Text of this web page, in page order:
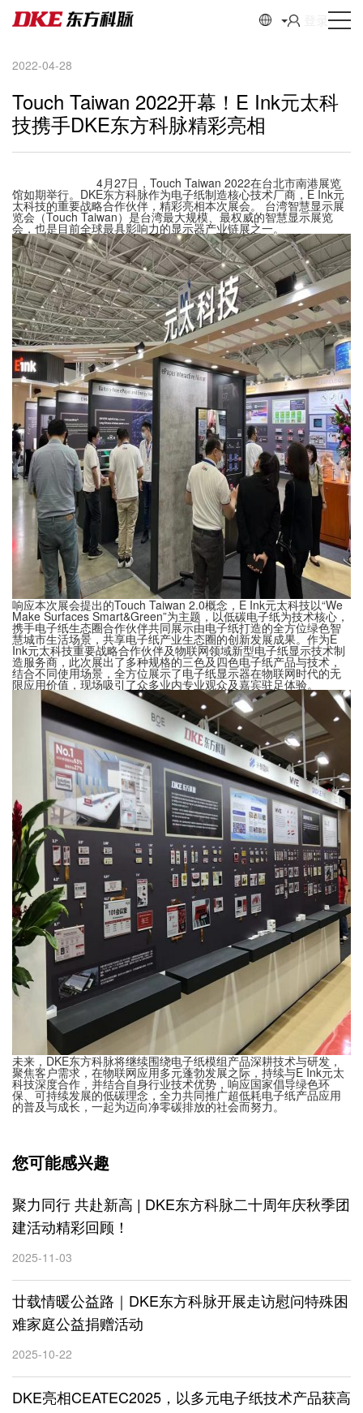
2022-04-28
Touch Taiwan 2022开幕！E Ink元太科
技携手DKE东方科脉精彩亮相
4月27日，Touch Taiwan 2022在台北市南港展览
馆如期举行。DKE东方科脉作为电子纸制造核心技术厂商，E Ink元
太科技的重要战略合作伙伴，精彩亮相本次展会。 台湾智慧显示展
览会（Touch Taiwan）是台湾最大规模、最权威的智慧显示展览
会，也是目前全球最具影响力的显示器产业链展之一。
响应本次展会提出的Touch Taiwan 2.0概念，E Ink元太科技以“We
Make Surfaces Smart&Green”为主题，以低碳电子纸为技术核心，
携手电子纸生态圈合作伙伴共同展示由电子纸打造的全方位绿色智
慧城市生活场景，共享电子纸产业生态圈的创新发展成果。作为E
Ink元太科技重要战略合作伙伴及物联网领域新型电子纸显示技术制
造服务商，此次展出了多种规格的三色及四色电子纸产品与技术，
结合不同使用场景，全方位展示了电子纸显示器在物联网时代的无
限应用价值，现场吸引了众多业内专业观众及嘉宾驻足体验。
未来，DKE东方科脉将继续围绕电子纸模组产品深耕技术与研发，
聚焦客户需求，在物联网应用多元蓬勃发展之际，持续与E Ink元太
科技深度合作，并结合自身行业技术优势，响应国家倡导绿色环
保、可持续发展的低碳理念，全力共同推广超低耗电子纸产品应用
的普及与成长，一起为迈向净零碳排放的社会而努力。
您可能感兴趣
聚力同行 共赴新高 | DKE东方科脉二十周年庆秋季团
建活动精彩回顾！
2025-11-03
廿载情暖公益路｜DKE东方科脉开展走访慰问特殊困
难家庭公益捐赠活动
2025-10-22
DKE亮相CEATEC2025，以多元电子纸技术产品获高